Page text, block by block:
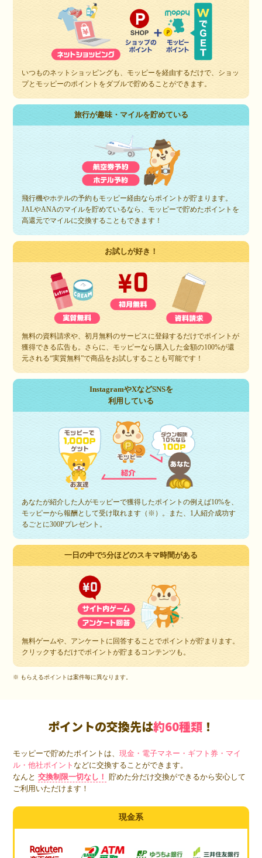
いつものネットショッピングも、モッピーを経由するだけで、ショッ
プとモッピーのポイントをダブルで貯めることができます。
旅行が趣味・マイルを貯めている
飛行機やホテルの予約もモッピー経由ならポイントが貯まります。
JALやANAのマイルを貯めているなら、モッピーで貯めたポイントを
高還元でマイルに交換することもできます！
お試しが好き！
無料の資料請求や、初月無料のサービスに登録するだけでポイントが
獲得できる広告も。さらに、モッピーなら購入した金額の100%が還
元される“実質無料”で商品をお試しすることも可能です！
InstagramやXなどSNSを
利用している
あなたが紹介した人がモッピーで獲得したポイントの例えば10%を、
モッピーから報酬として受け取れます（※）。また、1人紹介成功す
るごとに300Pプレゼント。
一日の中で5分ほどのスキマ時間がある
無料ゲームや、アンケートに回答することでポイントが貯まります。
クリックするだけでポイントが貯まるコンテンツも。
※ もらえるポイントは案件毎に異なります。
ポイントの交換先は約60種類 ！
モッピーで貯めたポイントは、現金・電子マネー・ギフト券・マイ
ル・他社ポイントなどに交換することができます。
なんと 交換制限一切なし！
貯めた分だけ交換ができるから安心して
ご利用いただけます！
現金系